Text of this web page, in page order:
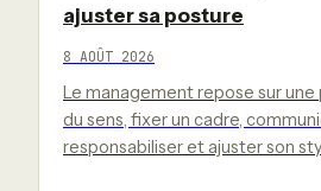
ajuster sa posture
8 AOÛT 2026
Le management repose sur
du sens, fixer un cadre,
responsabiliser et ajuster son